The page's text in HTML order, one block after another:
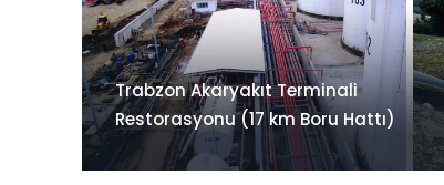
Trabzon Akaryakıt Terminali
Restorasyonu (17 km Boru Hattı)